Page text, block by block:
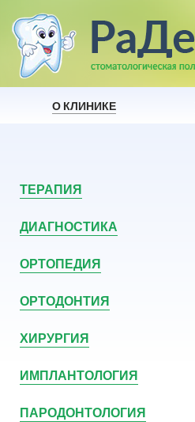
О КЛИНИКЕ
ТЕРАПИЯ
ДИАГНОСТИКА
ОРТОПЕДИЯ
ОРТОДОНТИЯ
ХИРУРГИЯ
ИМПЛАНТОЛОГИЯ
ПАРОДОНТОЛОГИЯ